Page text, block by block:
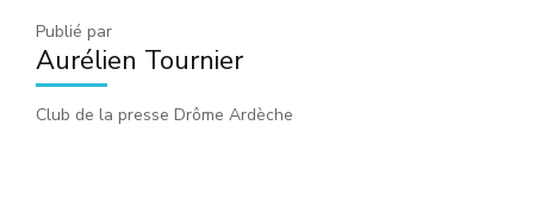
Publié par
Aurélien Tournier
Club de la presse Drôme Ardèche